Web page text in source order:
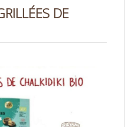
DE